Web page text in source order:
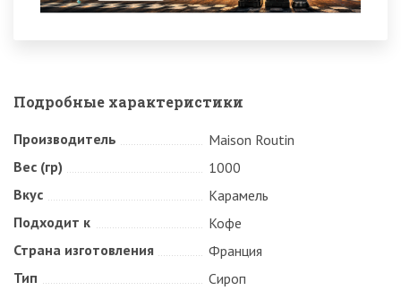
Подробные характеристики
Производитель
Maison Routin
Вес (гр)
1000
Вкус
Карамель
Подходит к
Кофе
Страна изготовления
Франция
Тип
Сироп